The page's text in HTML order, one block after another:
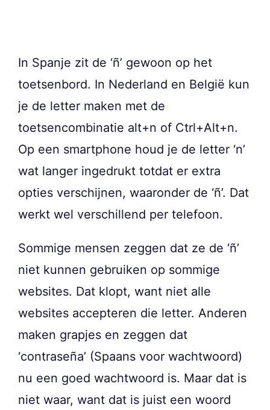
In Spanje zit de ‘ñ’ gewoon op het
toetsenbord. In Nederland en België kun
je de letter maken met de
toetsencombinatie alt+n of Ctrl+Alt+n.
Op een smartphone houd je de letter ‘n’
wat langer ingedrukt totdat er extra
opties verschijnen, waaronder de ‘ñ’. Dat
werkt wel verschillend per telefoon.
Sommige mensen zeggen dat ze de ‘ñ’
niet kunnen gebruiken op sommige
websites. Dat klopt, want niet alle
websites accepteren die letter. Anderen
maken grapjes en zeggen dat
‘contraseña’ (Spaans voor wachtwoord)
nu een goed wachtwoord is. Maar dat is
niet waar, want dat is juist een woord